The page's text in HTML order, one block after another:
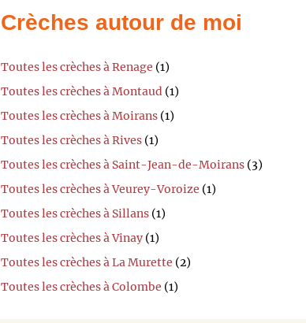
Crèches autour de moi
Toutes les crèches à Renage (1)
Toutes les crèches à Montaud (1)
Toutes les crèches à Moirans (1)
Toutes les crèches à Rives (1)
Toutes les crèches à Saint-Jean-de-Moirans (3)
Toutes les crèches à Veurey-Voroize (1)
Toutes les crèches à Sillans (1)
Toutes les crèches à Vinay (1)
Toutes les crèches à La Murette (2)
Toutes les crèches à Colombe (1)